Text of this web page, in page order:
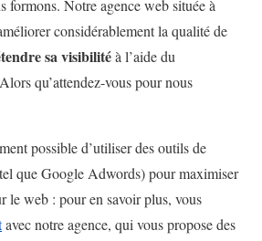
formons. Notre agence web située à
considérablement la qualité de
sa visibilitéà l’aide du
qu’attendez-vous pour nous
possible d’utiliser des outils de
que Google Adwords) pour maximiser
le web : pour en savoir plus, vous
avec notre agence, qui vous propose des